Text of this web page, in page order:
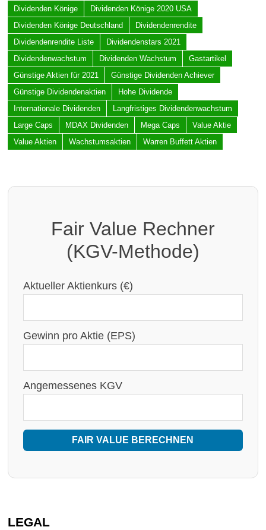
Dividenden Könige
Dividenden Könige 2020 USA
Dividenden Könige Deutschland
Dividendenrendite
Dividendenrendite Liste
Dividendenstars 2021
Dividendenwachstum
Dividenden Wachstum
Gastartikel
Günstige Aktien für 2021
Günstige Dividenden Achiever
Günstige Dividendenaktien
Hohe Dividende
Internationale Dividenden
Langfristiges Dividendenwachstum
Large Caps
MDAX Dividenden Mega Caps
Value Aktie
Value Aktien
Wachstumsaktien Warren Buffett Aktien
Fair Value Rechner
(KGV-Methode)
Aktueller Aktienkurs (€)
Gewinn pro Aktie (EPS)
Angemessenes KGV
FAIR VALUE BERECHNEN
LEGAL